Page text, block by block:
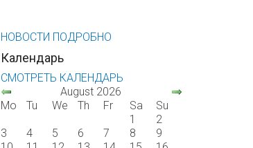
НОВОСТИ ПОДРОБНО
Календарь
СМОТРЕТЬ КАЛЕНДАРЬ
August 2026
Mo
Tu We Th Fr Sa
Su
1
2
3
4 5 6 7 8
9